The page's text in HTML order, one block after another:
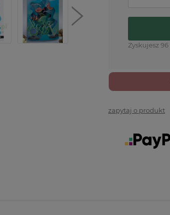
Zyskujesz 96
zapytaj o produkt